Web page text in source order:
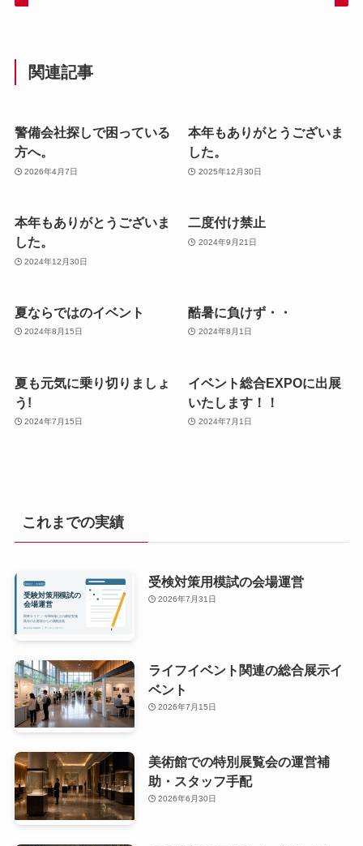
関連記事
警備会社探しで困っている
方へ。
2026年4月7日
本年もありがとうございま
した。
2025年12月30日
本年もありがとうございま
した。
2024年12月30日
二度付け禁止
2024年9月21日
夏ならではのイベント
2024年8月15日
酷暑に負けず・・
2024年8月1日
夏も元気に乗り切りましょ
う!
2024年7月15日
イベント総合EXPOに出展
いたします！！
2024年7月1日
これまでの実績
受検対策用模試の会場運営
2026年7月31日
ライフイベント関連の総合展示イ
ベント
2026年7月15日
美術館での特別展覧会の運営補
助・スタッフ手配
2026年6月30日